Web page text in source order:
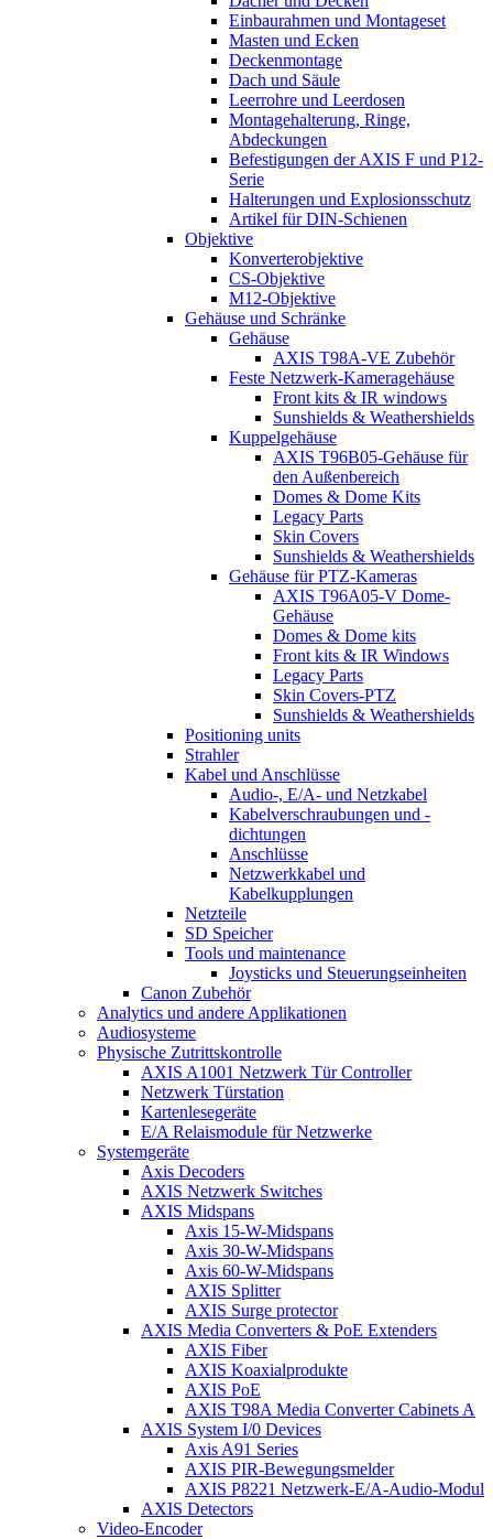
Einbaurahmen und Montageset
Masten und Ecken
Deckenmontage
Dach und Säule
Leerrohre und Leerdosen
Montagehalterung, Ringe,
Abdeckungen
Befestigungen der AXIS F und P12-
Serie
Halterungen und Explosionsschutz
Artikel für DIN-Schienen
Objektive
Konverterobjektive
CS-Objektive
M12-Objektive
Gehäuse und Schränke
Gehäuse
AXIS T98A-VE Zubehör
Feste Netzwerk-Kameragehäuse
Front kits & IR windows
Sunshields & Weathershields
Kuppelgehäuse
AXIS T96B05-Gehäuse für
den Außenbereich
Domes & Dome Kits
Legacy Parts
Skin Covers
Sunshields & Weathershields
Gehäuse für PTZ-Kameras
AXIS T96A05-V Dome-
Gehäuse
Domes & Dome kits
Front kits & IR Windows
Legacy Parts
Skin Covers-PTZ
Sunshields & Weathershields
Positioning units
Strahler
Kabel und Anschlüsse
Audio-, E/A- und Netzkabel
Kabelverschraubungen und -
dichtungen
Anschlüsse
Netzwerkkabel und
Kabelkupplungen
Netzteile
SD Speicher
Tools und maintenance
Joysticks und Steuerungseinheiten
Canon Zubehör
Analytics und andere Applikationen
Audiosysteme
Physische Zutrittskontrolle
AXIS A1001 Netzwerk Tür Controller
Netzwerk Türstation
Kartenlesegeräte
E/A Relaismodule für Netzwerke
Systemgeräte
Axis Decoders
AXIS Netzwerk Switches
AXIS Midspans
Axis 15-W-Midspans
Axis 30-W-Midspans
Axis 60-W-Midspans
AXIS Splitter
AXIS Surge protector
AXIS Media Converters & PoE Extenders
AXIS Fiber
AXIS Koaxialprodukte
AXIS PoE
AXIS T98A Media Converter Cabinets A
AXIS System I/0 Devices
Axis A91 Series
AXIS PIR-Bewegungsmelder
AXIS P8221 Netzwerk-E/A-Audio-Modul
AXIS Detectors
Video-Encoder